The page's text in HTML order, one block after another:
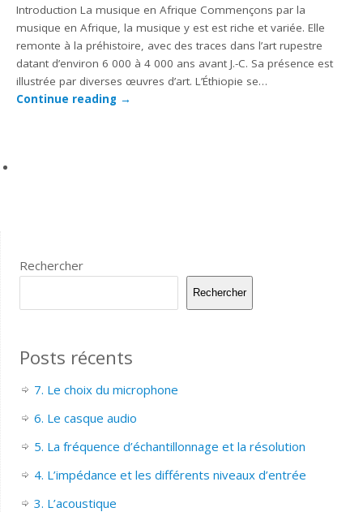
Introduction La musique en Afrique Commençons par la
musique en Afrique, la musique y est est riche et variée. Elle
remonte à la préhistoire, avec des traces dans l’art rupestre
datant d’environ 6 000 à 4 000 ans avant J.-C. Sa présence est
illustrée par diverses œuvres d’art. L’Éthiopie se…
Continue reading →
Rechercher
Rechercher
Posts récents
7. Le choix du microphone
6. Le casque audio
5. La fréquence d’échantillonnage et la résolution
4. L’impédance et les différents niveaux d’entrée
3. L’acoustique